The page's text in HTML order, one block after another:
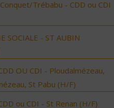
Trébabu - CDD ou CDI
SOCIALE - ST AUBIN
OU CDI - Ploudalmézeau,
St Pabu (H/F)
ou CDI - St Renan (H/F)